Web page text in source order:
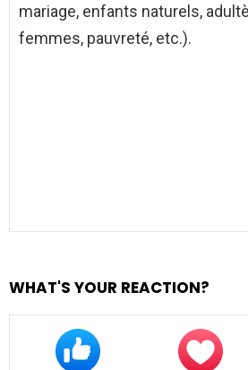
mariage, enfants naturels,
femmes, pauvreté, etc.).
WHAT'S YOUR REACTION?